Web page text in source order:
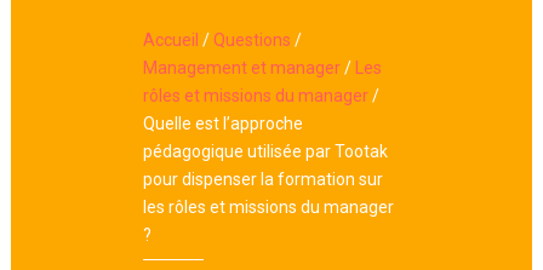
Accueil / Questions /
Management et manager/ Les
rôles et missions du manager/
Quelle est l’approche
pédagogique utilisée par Tootak
pour dispenser la formation sur
les rôles et missions du manager
?